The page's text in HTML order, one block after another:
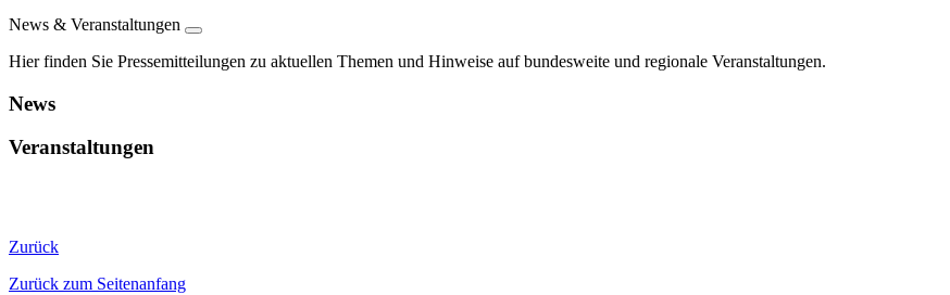
News & Veranstaltungen
Hier finden Sie Pressemitteilungen zu aktuellen Themen und Hinweise auf bundesweite und regionale Veranstaltungen.
News
Veranstaltungen
Zurück
Zurück zum Seitenanfang